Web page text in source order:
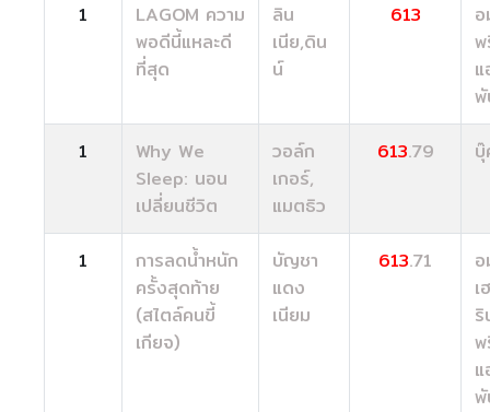
1
LAGOM ความ
พอดีนี้แหละดี
ที่สุด
ลิน
เนีย,ดิน
น์
613
1
Why We
Sleep: นอน
เปลี่ยนชีวิต
วอล์ก
เกอร์,
แมตธิว
613.79
1
การลดน้ำหนัก
ครั้งสุดท้าย
(สไตล์คนขี้
เกียจ)
บัญชา
แดง
เนียม
613.71